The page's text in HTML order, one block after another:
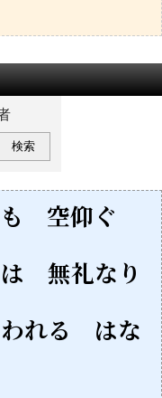
空仰ぐ
無礼なり
れる はな